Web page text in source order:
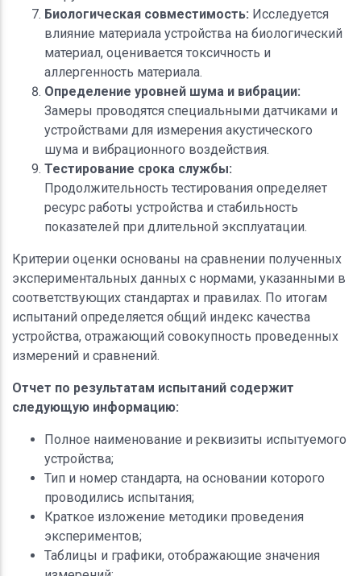
Биологическая совместимость: Исследуется
влияние материала устройства на биологический
материал, оценивается токсичность и
аллергенность материала.
Определение уровней шума и вибрации:
Замеры проводятся специальными датчиками и
устройствами для измерения акустического
шума и вибрационного воздействия.
Тестирование срока службы:
Продолжительность тестирования определяет
ресурс работы устройства и стабильность
показателей при длительной эксплуатации.
Критерии оценки основаны на сравнении полученных
экспериментальных данных с нормами, указанными в
соответствующих стандартах и правилах. По итогам
испытаний определяется общий индекс качества
устройства, отражающий совокупность проведенных
измерений и сравнений.
Отчет по результатам испытаний содержит
следующую информацию:
Полное наименование и реквизиты испытуемого
устройства;
Тип и номер стандарта, на основании которого
проводились испытания;
Краткое изложение методики проведения
экспериментов;
Таблицы и графики, отображающие значения